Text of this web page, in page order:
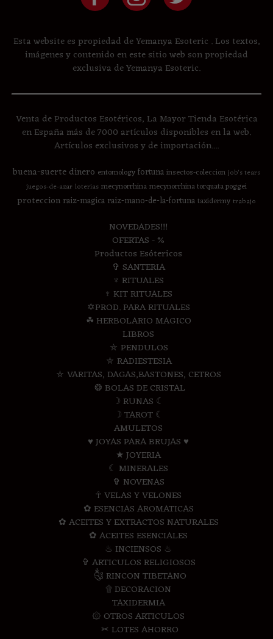
Esta website es propiedad de Yemanya Esoteric . Los textos,
imágenes y contenido en este sitio web son propiedad
exclusiva de Yemanya Esoteric.
Venta de Productos Esotéricos, La Mayor Tienda Esotérica
en España más de 7000 artículos disponibles en la web.
Artículos exclusivos y de importación....
buena-suertedinero entomologyfortunainsectos-coleccion job's tears
juegos-de-azar loterias mecynorrhinamecynorrhina torquata poggei
proteccion raiz-magica raiz-mano-de-la-fortunataxidermy trabajo
NOVEDADES!!!
OFERTAS - %
Productos Esótericos
✞ SANTERIA
♆ RITUALES
♆ KIT RITUALES
✡PROD. PARA RITUALES
☘ HERBOLARIO MAGICO
LIBROS
⛤ PENDULOS
⛤ RADIESTESIA
⛤ VARITAS, DAGAS,BASTONES, CETROS
❂ BOLAS DE CRISTAL
☽ RUNAS ☾
☽ TAROT ☾
AMULETOS
♥ JOYAS PARA BRUJAS ♥
★ JOYERIA
☾ MINERALES
✞ NOVENAS
☥ VELAS Y VELONES
✿ ESENCIAS AROMATICAS
✿ ACEITES Y EXTRACTOS NATURALES
✿ ACEITES ESENCIALES
♨ INCIENSOS ♨
✞ ARTICULOS RELIGIOSOS
༃ RINCON TIBETANO
۩ DECORACION
TAXIDERMIA
۞ OTROS ARTICULOS
✂ LOTES AHORRO